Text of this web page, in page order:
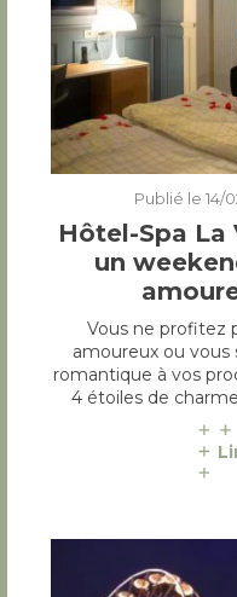
Publié le 14/
Hôtel-Spa La
un
Vous ne profitez
amoureux ou
romantique à vos
4 étoiles de